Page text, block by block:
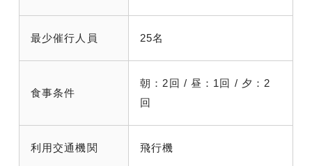
最少催行人員 25名
食事条件
朝：2回 / 昼：1回 / 夕：2
回
利用交通機関 飛行機